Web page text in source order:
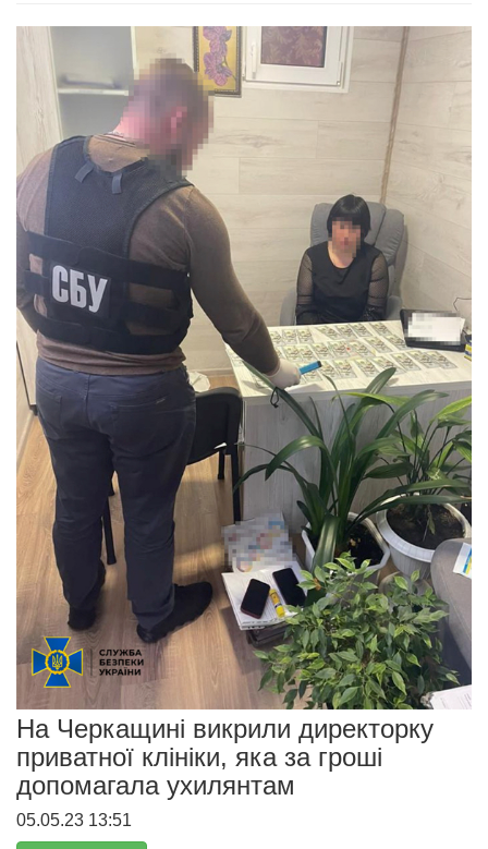
На Черкащині викрили директорку
приватної клініки, яка за гроші
допомагала ухилянтам
05.05.23 13:51